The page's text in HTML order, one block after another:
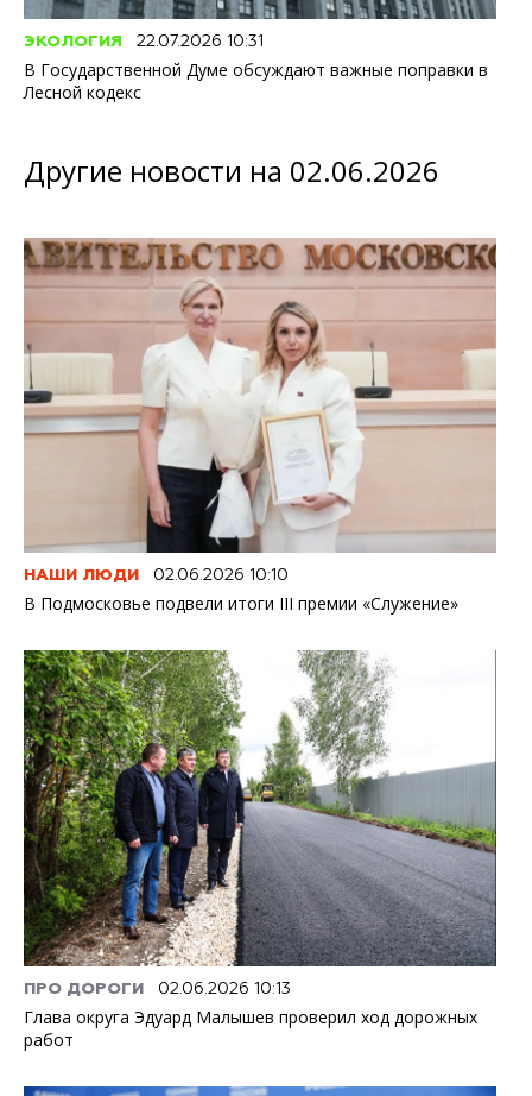
ЭКОЛОГИЯ 22.07.2026 10:31
В Государственной Думе обсуждают важные поправки в
Лесной кодекс
Другие новости на 02.06.2026
НАШИ ЛЮДИ 02.06.2026 10:10
В Подмосковье подвели итоги III премии «Служение»
ПРО ДОРОГИ 02.06.2026 10:13
Глава округа Эдуард Малышев проверил ход дорожных
работ